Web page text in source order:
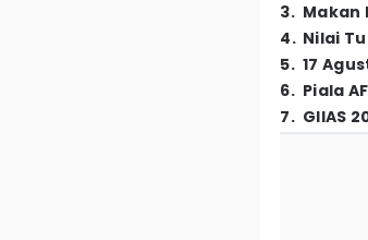
3. Makan
4. Nilai
5. 17
6. Piala
7. GIIAS